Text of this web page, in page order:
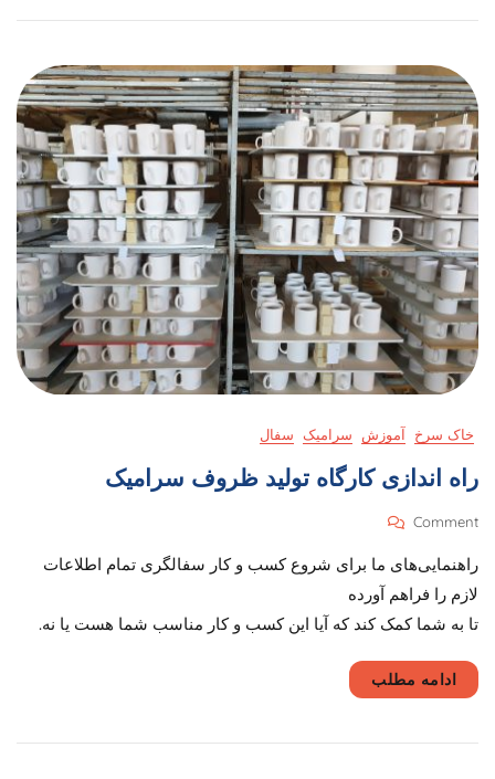
خاک سرخ آموزش سرامیک سفال
راه اندازی کارگاه تولید ظروف سرامیک
Comment
On
اندازی
کارگاه
تولید
ظروف
راهنمایی‌های ما برای شروع کسب و کار سفالگری تمام اطلاعات
لازم را فراهم آورده
تا به شما کمک کند که آیا این کسب و کار مناسب شما هست یا نه.
ادامه مطلب